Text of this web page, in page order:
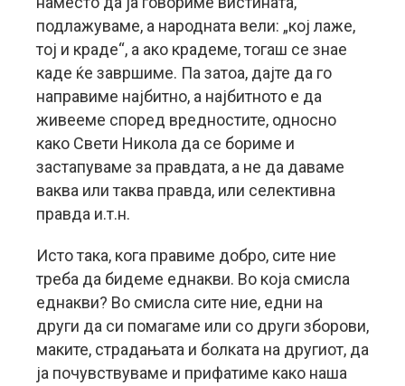
подлажуваме, а народната вели: „кој лаже,
тој и краде“, а ако крадеме, тогаш се знае
каде ќе завршиме. Па затоа, дајте да го
направиме најбитно, а најбитното е да
живееме според вредностите, односно
како Свети Никола да се бориме и
застапуваме за правдата, а не да даваме
ваква или таква правда, или селективна
правда и.т.н.
Исто така, кога правиме добро, сите ние
треба да бидеме еднакви. Во која смисла
еднакви? Во смисла сите ние, едни на
други да си помагаме или со други зборови,
маките, страдањата и болката на другиот, да
ја почувствуваме и прифатиме како наша